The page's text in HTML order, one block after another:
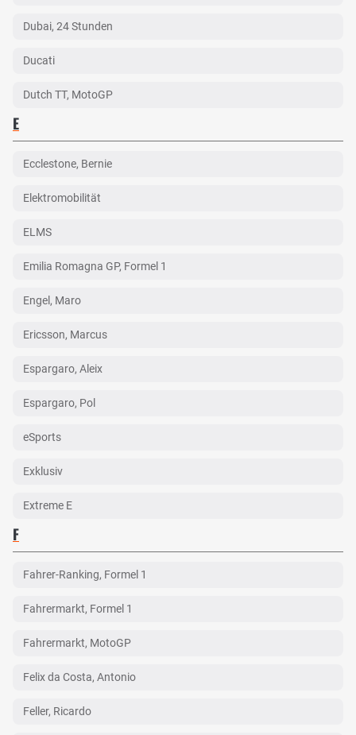
Dubai, 24 Stunden
Ducati
Dutch TT, MotoGP
E
Ecclestone, Bernie
Elektromobilität
ELMS
Emilia Romagna GP, Formel 1
Engel, Maro
Ericsson, Marcus
Espargaro, Aleix
Espargaro, Pol
eSports
Exklusiv
Extreme E
F
Fahrer-Ranking, Formel 1
Fahrermarkt, Formel 1
Fahrermarkt, MotoGP
Felix da Costa, Antonio
Feller, Ricardo